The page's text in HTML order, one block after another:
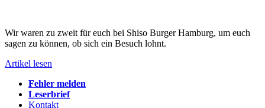
Wir waren zu zweit für euch bei Shiso Burger Hamburg, um euch
sagen zu können, ob sich ein Besuch lohnt.
Artikel lesen
Fehler melden
Leserbrief
Kontakt